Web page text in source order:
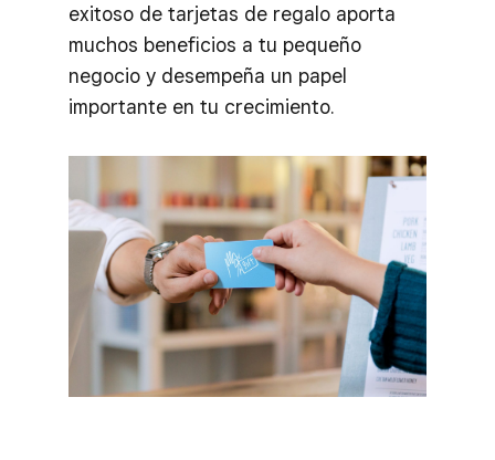
exitoso de tarjetas de regalo aporta
muchos beneficios a tu pequeño
negocio y desempeña un papel
importante en tu crecimiento.